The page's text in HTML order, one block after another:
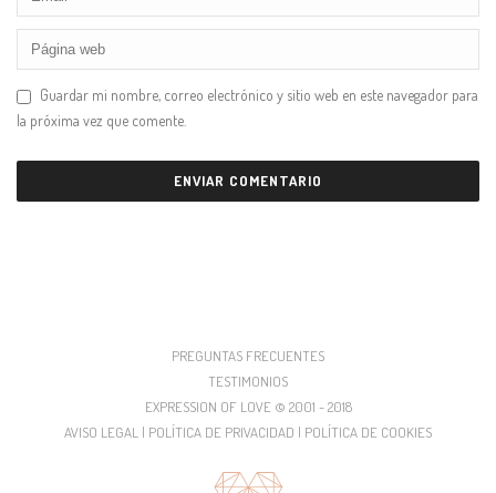
Guardar mi nombre, correo electrónico y sitio web en este navegador para
la próxima vez que comente.
PREGUNTAS FRECUENTES
TESTIMONIOS
EXPRESSION OF LOVE © 2001 - 2018
AVISO LEGAL | POLÍTICA DE PRIVACIDAD | POLÍTICA DE COOKIES